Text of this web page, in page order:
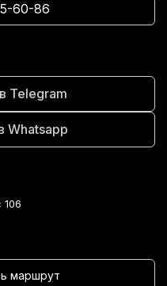
60-86
Telegram
Whatsapp
106
маршрут